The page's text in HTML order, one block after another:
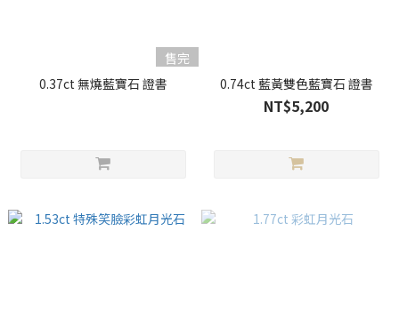
售完
0.37ct 無燒藍寶石 證書
0.74ct 藍黃雙色藍寶石 證書
NT$5,200